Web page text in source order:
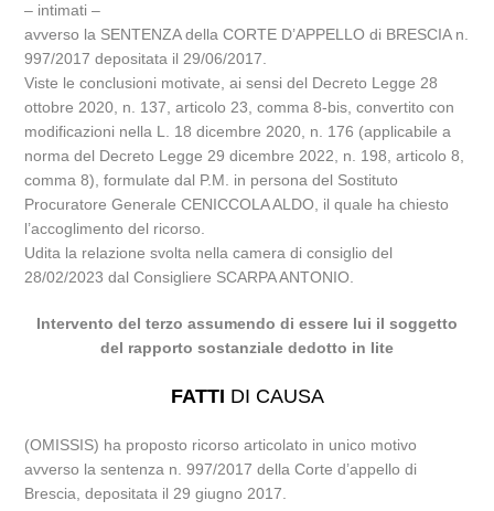
– intimati –
avverso la SENTENZA della CORTE D’APPELLO di BRESCIA n.
997/2017 depositata il 29/06/2017.
Viste le conclusioni motivate, ai sensi del Decreto Legge 28
ottobre 2020, n. 137, articolo 23, comma 8-bis, convertito con
modificazioni nella L. 18 dicembre 2020, n. 176 (applicabile a
norma del Decreto Legge 29 dicembre 2022, n. 198, articolo 8,
comma 8), formulate dal P.M. in persona del Sostituto
Procuratore Generale CENICCOLA ALDO, il quale ha chiesto
l’accoglimento del ricorso.
Udita la relazione svolta nella camera di consiglio del
28/02/2023 dal Consigliere SCARPA ANTONIO.
Intervento del terzo assumendo di essere lui il soggetto
del rapporto sostanziale dedotto in lite
FATTI DI CAUSA
(OMISSIS) ha proposto ricorso articolato in unico motivo
avverso la sentenza n. 997/2017 della Corte d’appello di
Brescia, depositata il 29 giugno 2017.